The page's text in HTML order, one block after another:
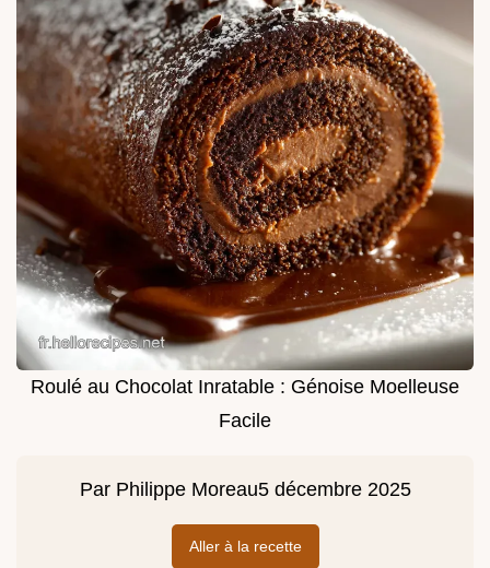
Roulé au Chocolat Inratable : Génoise Moelleuse
Facile
Par Philippe Moreau5 décembre 2025
Aller à la recette